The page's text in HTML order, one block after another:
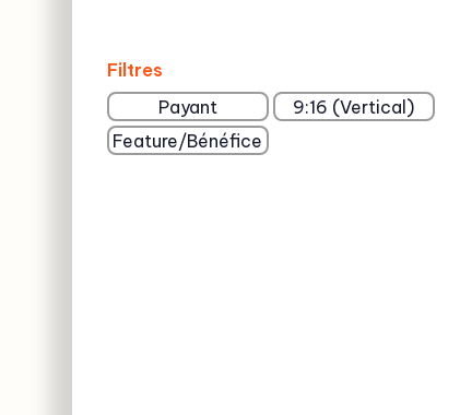
Filtres
Payant
9:16 (Vertical)
Feature/Bénéfice